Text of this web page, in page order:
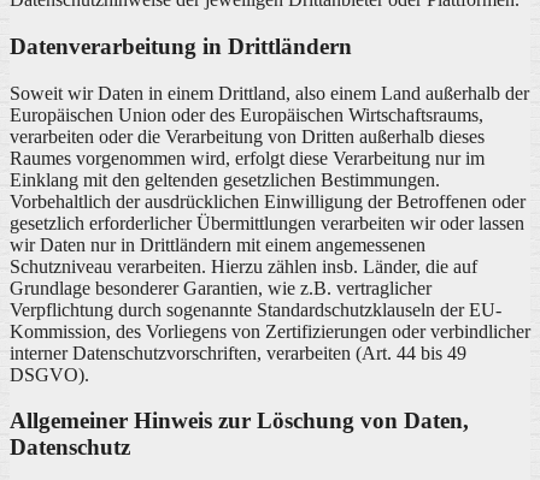
Datenverarbeitung in Drittländern
Soweit wir Daten in einem Drittland, also einem Land außerhalb der
Europäischen Union oder des Europäischen Wirtschaftsraums,
verarbeiten oder die Verarbeitung von Dritten außerhalb dieses
Raumes vorgenommen wird, erfolgt diese Verarbeitung nur im
Einklang mit den geltenden gesetzlichen Bestimmungen.
Vorbehaltlich der ausdrücklichen Einwilligung der Betroffenen oder
gesetzlich erforderlicher Übermittlungen verarbeiten wir oder lassen
wir Daten nur in Drittländern mit einem angemessenen
Schutzniveau verarbeiten. Hierzu zählen insb. Länder, die auf
Grundlage besonderer Garantien, wie z.B. vertraglicher
Verpflichtung durch sogenannte Standardschutzklauseln der EU-
Kommission, des Vorliegens von Zertifizierungen oder verbindlicher
interner Datenschutzvorschriften, verarbeiten (Art. 44 bis 49
DSGVO).
Allgemeiner Hinweis zur Löschung von Daten,
Datenschutz